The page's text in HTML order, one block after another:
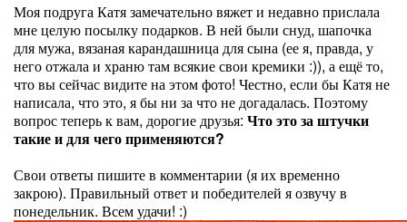
Моя подруга Катя замечательно вяжет и недавно прислала
мне целую посылку подарков. В ней были снуд, шапочка
для мужа, вязаная карандашница для сына (ее я, правда, у
него отжала и храню там всякие свои кремики :)), а ещё то,
что вы сейчас видите на этом фото! Честно, если бы Катя не
написала, что это, я бы ни за что не догадалась. Поэтому
вопрос теперь к вам, дорогие друзья: Что это за штучки
такие и для чего применяются?
Свои ответы пишите в комментарии (я их временно
закрою). Правильный ответ и победителей я озвучу в
понедельник. Всем удачи! :)